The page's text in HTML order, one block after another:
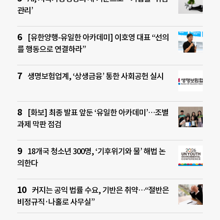
관리’
[유한양행-유일한 아카데미] 이호영 대표 “선의
를 행동으로 연결하라”
생명보험업계, ‘상생금융’ 통한 사회공헌 실시
[화보] 최종 발표 앞둔 ‘유일한 아카데미’…조별
과제 막판 점검
18개국 청소년 300명, ‘기후위기와 물’ 해법 논
의한다
커지는 공익 법률 수요, 기반은 취약…“절반은
비정규직·나홀로 사무실”